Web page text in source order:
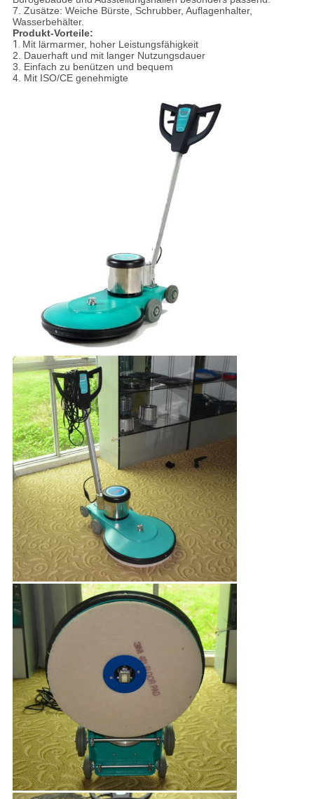
7. Zusätze: Weiche Bürste, Schrubber, Auflagenhalter,
Wasserbehälter.
Produkt-Vorteile:
1. Mit lärmarmer, hoher Leistungsfähigkeit
2. Dauerhaft und mit langer Nutzungsdauer
3. Einfach zu benützen und bequem
4. Mit ISO/CE genehmigte